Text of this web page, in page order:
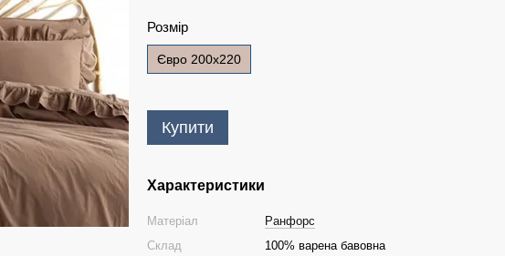
Розмір
Євро 200x220
Купити
Характеристики
Матеріал
Ранфорс
Склад
100% варена бавовна